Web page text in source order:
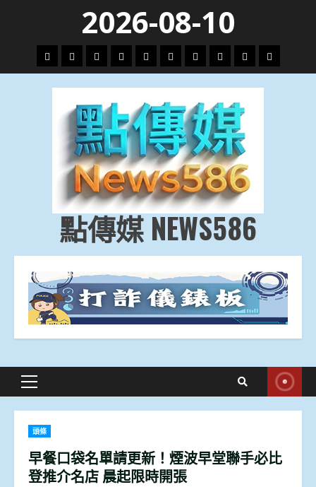
content
2026-08-10
頭
條
財
經
地
方.
會
文
教.
技
專
題
娛
樂
劇
政
治
國
際
運
動
生
活
點傳媒 NEWS586
Primary
頭條
早餐口袋名單請更新！煙波早堂聯手必比
登推介名店 晨起限時開張